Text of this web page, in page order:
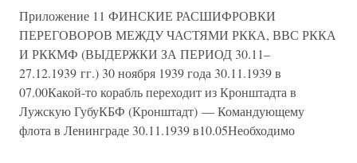
Приложение 11 ФИНСКИЕ РАСШИФРОВКИ
ПЕРЕГОВОРОВ МЕЖДУ ЧАСТЯМИ РККА, ВВС РККА
И РККМФ (ВЫДЕРЖКИ ЗА ПЕРИОД 30.11–
27.12.1939 гг.) 30 ноября 1939 года 30.11.1939 в
07.00Какой-то корабль переходит из Кронштадта в
Лужскую ГубуКБФ (Кронштадт) — Командующему
флота в Ленинграде 30.11.1939 в10.05Необходимо